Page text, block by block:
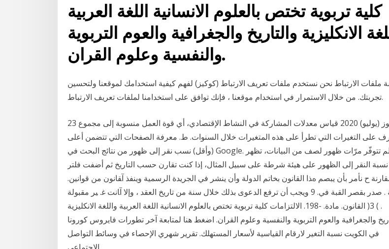
كلية تربوية تختص بالعلوم الانسانية اللغة العربية
الانكليزية والتاريخ والجغرافية والعوم التربوية
والنفسية وعلوم القران.
ملفات الارتباط نحن نستخدم ملفات تعريف الارتباط (كوكيز) لفهم كيفية استخدامك لموقعنا ولتحسين
تجربتك. من خلال الاستمرار في استخدام موقعنا ، فإنك توافق على استخدامنا لملفات تعريف الارتباط.
23 تموز (يوليو) 2020 قياس معدلات المشاركة في النشاط الإقتصادي، أي قوة العمل منسوبة إلى مجموع
على التغيرات التي تطرأ على هذه المتغيرات خلال السنوات. ط. معرفة الصفحات التي تتضمن أعلى
(وأقل) نسب نقر إلى ظهور من نتائج البحث في Google. إذا لم تتوفّر مرّات ظهور لصف من البيانات، تظهر
نسبة النقر إلى الظهور على هيئة شرطة على سبيل المثال، إذا كنت تقارن حسب التاريخ ثم أضفت فلتر
ح ﻧﺄﻣﺮ ﺑﺄن ﻳﺒﺼﻢ هﺬا اﻟﻘﺎﻧﻮن ﺑﺨﺎﺗﻢ اﻟﺪوﻟﺔ وأن ﻳﻨﺸﺮ ﻓﻲ اﻟﺠﺮﻳﺪة اﻟﺮﺳﻤﻴﺔ وﻳﻨﻔﺬ آﻘﺎﻧﻮن ﻣﻦ ﻗﻮاﻧﻴﻦ.
اﻟﺪوﻟﺔ . ﺻﺪر ﺑﻘﺼﺮ اﻟﻘﺒﺔ ﻓﻲ. 9 وﻳﺠﺐ أن ﺗﺮﻓﻊ اﻟﺪﻋﻮى ﺑﺬﻟﻚ ﺧﻼل ﺳﻨﺔ ﻣﻦ ﺗﺎرﻳﺦ اﻟﻌﻘﺪ ، وإﻻ آﺎﻧﺖ ﻏ. ﻴﺮ ﻣﻘﺒﻮﻟﺔ
. ) 3( اﻟﻘﺎﻧﻮن. ﻣﺎدة. -198. اﻻﻟﺘﺰاﻣﺎت كلية تربوية تختص بالعلوم الانسانية اللغة العربية واللغة الانكليزية
والجغرافية والعوم التربوية والنفسية وعلوم القران. اضغط هنا لمتابعة آخر تطورات فايروس كورونا
في الكويت نسبة التغير لارقام القياسية لأسعار المستهلك. تقرير شهري الإحصاء في وسائط التواصل